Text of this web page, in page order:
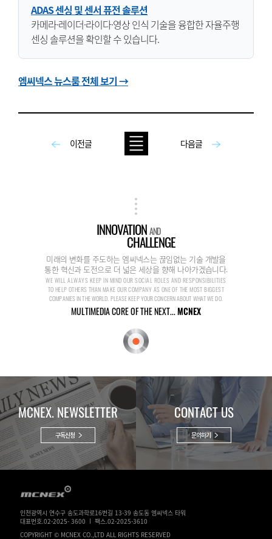
ADAS 센싱 및 센서 퓨전 솔루션
카메라·레이더·라이다·영상 인식 기술을 융합한 자율주행
센싱 솔루션을 확인할 수 있습니다.
엠씨넥스 뉴스룸 전체 보기 →
이전글 다음글
INNOVATIONAND
CHALLENGE
미래의 변화를 주도하는 엠씨넥스는 끊임없는 기술 개발을
통한 혁신과 도전으로 더 넓은 세상을 향해 나아가겠습니다.
WE WILL ALWAYS KEEP IN MIND OUR SOCIAL ROLES AND RESPONSIBILITIES
TO HELP OTHERS THAN MAKE OUR COMPANY AS ONE OF THE MOST BIGGEST
COMPANIES IN THE WORLD. PLEASE KEEP YOUR CONCERN ABOUT WHAT WE DO.
MULTIMEDIA CORE OF THE NEXT...MCNEX
MCNEX. NEWSLETTER
구독신청
CONTACT US
문의하기
인천광역시 연수구 송도과학로16번길 13-39 송도동 엠씨넥스 타워
대표번호.02-2025- 3600 ㅣ 팩스.02-2025-3610
COPYRIGHT © MCNEX CO.,LTD ALL RIGHTS RESERVED